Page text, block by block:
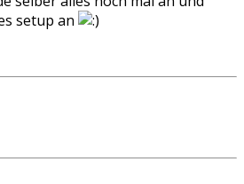
setup an